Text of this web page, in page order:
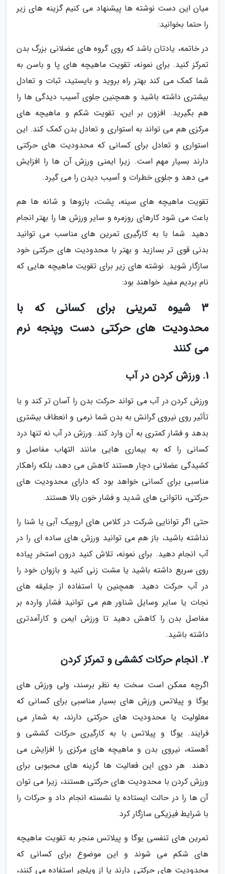
میان این دست نوشته ها پیشنهاد می کنیم گزینه های زیر
را حتما بخوانید:
در خاتمه، یادتان باشد که روی گروه های عضلانی بزرگ بدن
تمرکز کنید. برای نمونه، تقویت ماهیچه های پا و باسن به
شما کمک می کند بهتر راه بروید و بایستید، ثبات و تعادل
بیشتری داشته باشید و همچنین جلوی آسیب دیدگی ها را
هم بگیرید. افزون بر این، تقویت شکم و ماهیچه های
مرکزی هم می تواند به استواری و تعادل بدن کمک کند. این
استواری و تعادل برای کسانی که محدودیت های حرکتی
دارند بسیار مهم است. زیرا ایمنی ورزش آن ها را افزایش
می دهد و جلوی خطرات و آسیب دیدن را می گیرد.
تقویت ماهیچه های سینه، پشت، بازوها و شانه ها هم
باعث می شود کارهای روزمره و سایر ورزش ها را بهتر انجام
دهید. شما با به کارگیری تمرین های مناسب می توانید
بدنی قوی تر بسازید و بهتر با محدودیت های حرکتی خود
سازگار شوید. نوشته های زیر برای تقویت ماهیچه هایی که
نام بردیم مفید خواهند بود:
3 شیوه تمرینی برای کسانی که با
محدودیت های حرکتی دست وپنجه نرم
می کنند
1. ورزش کردن در آب
ورزش کردن در آب می تواند حرکت بدن را آسان تر کند و با
تأثیر روی نیروی گرانش به بدن شما نرمی و انعطاف بیشتری
بدهد و فشار کمتری به آن وارد کند. ورزش در آب نه تنها درد
کسانی را که به بیماری هایی مانند التهاب مفاصل و
کشیدگی عضلانی دچار هستند کاهش می دهد، بلکه راهکار
مناسبی برای کسانی خواهد بود که دارای محدودیت های
حرکتی، ناتوانی های شدید و فشار خون بالا هستند.
حتی اگر توانایی شرکت در کلاس های اروبیک آبی یا شنا را
نداشته باشید، باز هم می توانید ورزش های ساده ای را در
آب انجام دهید. برای نمونه، تلاش کنید درون استخر پیاده
روی سریع داشته باشید یا مشت زنی کنید و بازوان خود را
در آب حرکت دهید. همچنین با استفاده از جلیقه های
نجات یا سایر وسایل شناور هم می توانید فشار وارده بر
مفاصل بدن را کاهش دهید تا ورزش ایمن و کارآمدتری
داشته باشید.
2. انجام حرکات کششی و تمرکز کردن
اگرچه ممکن است سخت به نظر برسند، ولی ورزش های
یوگا و پیلاتس ورزش های بسیار مناسبی برای کسانی که
معلولیت یا محدودیت های حرکتی دارند، به شمار می
فرایند. یوگا و پیلاتس با به کارگیری حرکات کششی و
آهسته، نیروی بدن و ماهیچه های مرکزی را افزایش می
دهند. هر دوی این فعالیت ها گزینه های محبوبی برای
ورزش کردن با محدودیت های حرکتی هستند، زیرا می توان
آن ها را در حالت ایستاده یا نشسته انجام داد و حرکات را
با شرایط فیزیکی سازگار کرد.
تمرین های تنفسی یوگا و پیلاتس منجر به تقویت ماهیچه
های شکم می شوند و این موضوع برای کسانی که
محدودیت های حرکتی دارند یا از ویلچر استفاده می کنند،